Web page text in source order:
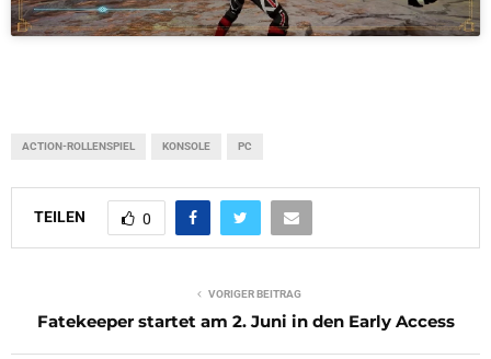
ACTION-ROLLENSPIEL KONSOLE PC
TEILEN 0
VORIGER BEITRAG
Fatekeeper startet am 2. Juni in den Early Access